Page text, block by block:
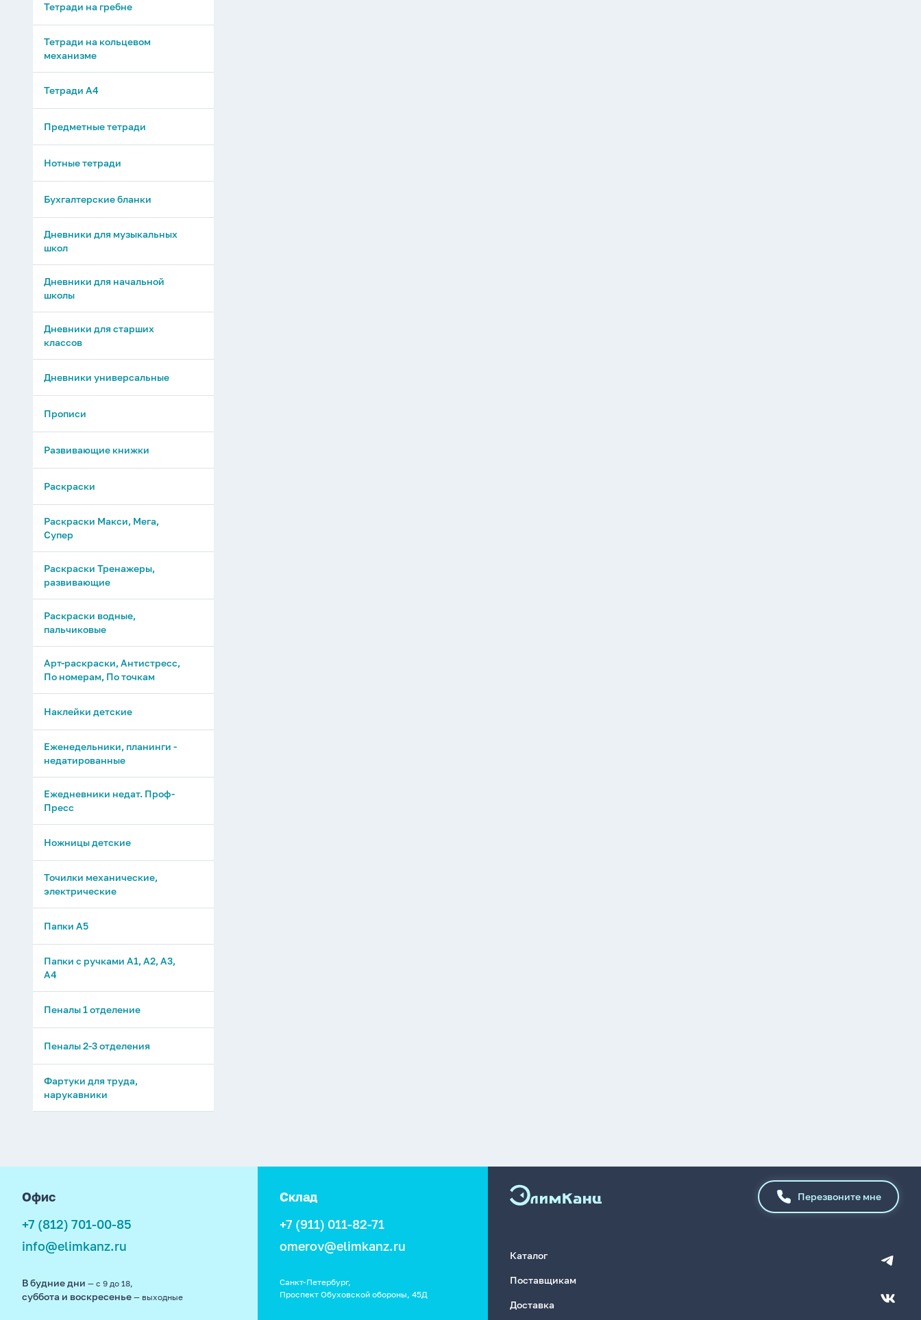
Тетради на гребне
Тетради на кольцевом
механизме
Тетради А4
Предметные тетради
Нотные тетради
Бухгалтерские бланки
Дневники для музыкальных
школ
Дневники для начальной
школы
Дневники для старших
классов
Дневники универсальные
Прописи
Развивающие книжки
Раскраски
Раскраски Макси, Мега,
Супер
Раскраски Тренажеры,
развивающие
Раскраски водные,
пальчиковые
Арт-раскраски, Антистресс,
По номерам, По точкам
Наклейки детские
Еженедельники, планинги -
недатированные
Ежедневники недат. Проф-
Пресс
Ножницы детские
Точилки механические,
электрические
Папки А5
Папки с ручками А1, А2, А3,
А4
Пеналы 1 отделение
Пеналы 2-3 отделения
Фартуки для труда,
нарукавники
Офис
+7 (812) 701-00-85
info@elimkanz.ru
В будние дни — с 9 до 18,
суббота и воскресенье — выходные
Склад
+7 (911) 011-82-71
omerov@elimkanz.ru
Санкт-Петербург,
Проспект Обуховской обороны, 45Д
Перезвоните мне
Каталог
Поставщикам
Доставка